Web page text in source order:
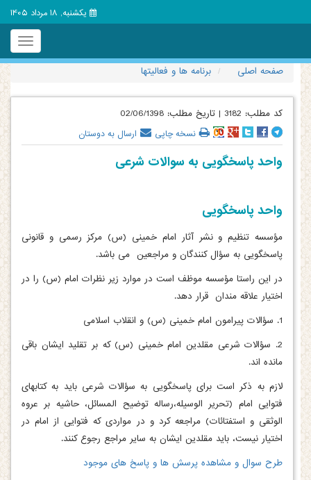
یکشنبه, 18 مرداد 1405
Toggle
صفحه اصلی
برنامه ها و فعالیتها
کد مطلب: 3182
| تاریخ مطلب: 02/06/1398
نسخه چاپی ارسال به دوستان
واحد پاسخگویی به سوالات شرعی
واحد پاسخگویی
مؤسسه تنظیم و نشر آثار امام خمینی (س) مرکز رسمی و قانونی
پاسخگویی به سؤال کنندگان و مراجعین می باشد.
در این راستا مؤسسه موظف است در موارد زیر نظرات امام (س) را در
اختیار علاقه مندان قرار دهد.
1. سؤالات پیرامون امام خمینی (س) و انقلاب اسلامی
2. سؤالات شرعی مقلدین امام خمینی (س) که بر تقلید ایشان باقی
مانده اند.
لازم به ذکر است برای پاسخگویی به سؤالات شرعی باید به کتابهای
فتوایی امام (تحریر الوسیله،رساله توضیح المسائل، حاشیه بر عروه
الوثقی و استفتائات) مراجعه کرد و در مواردی که فتوایی از امام در
اختیار نیست، باید مقلدین ایشان به سایر مراجع رجوع کنند.
طرح سوال و مشاهده پرسش ها و پاسخ های موجود